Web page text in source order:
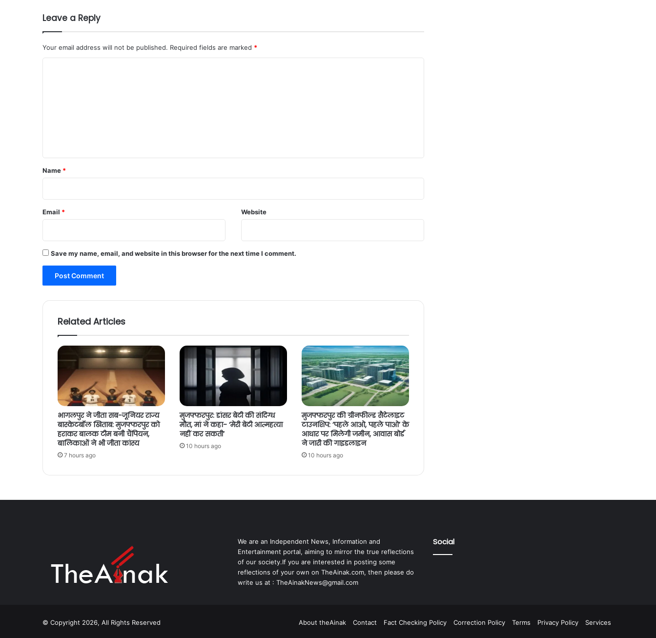
Leave a Reply
Your email address will not be published. Required fields are marked *
*
Name *
Email * Website
Save my name, email, and website in this browser for the next time I comment.
Related Articles
भागलपुर ने जीता सब-जूनियर राज्य
बास्केटबॉल खिताब: मुजफ्फरपुर को
हराकर बालक टीम बनी चैंपियन,
बालिकाओं ने भी जीता कांस्य
7 hours ago
मुजफ्फरपुर: डांसर बेटी की संदिग्ध
मौत, मां ने कहा- ‘मेरी बेटी आत्महत्या
नहीं कर सकती’
10 hours ago
मुजफ्फरपुर की ग्रीनफील्ड सैटेलाइट
टाउनशिप: ‘पहले आओ, पहले पाओ’ के
आधार पर मिलेगी जमीन, आवास बोर्ड
ने जारी की गाइडलाइन
10 hours ago
We are an Independent News, Information and
Entertainment portal, aiming to mirror the true reflections
of our society.If you are interested in posting some
reflections of your own on TheAinak.com, then please do
write us at : TheAinakNews@gmail.com
Social
© Copyright 2026, All Rights Reserved About theAinak Contact Fact Checking Policy Correction Policy Terms Privacy Policy Services